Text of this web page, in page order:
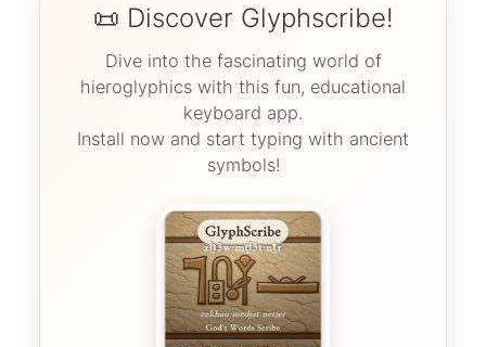
📜 Discover Glyphscribe!
Dive into the fascinating world of
hieroglyphics with this fun, educational
keyboard app.
Install now and start typing with ancient
symbols!